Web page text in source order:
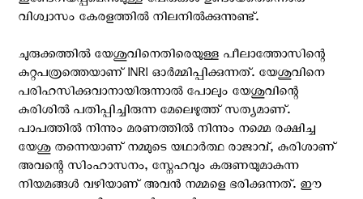
വിശ്വാസം കേരളത്തില്‍ നിലനില്‍ക്കുന്നുണ്ട്.
ചുരുക്കത്തില്‍ യേശുവിനെതിരെയുള്ള പീലാത്തോസിന്റെ
കുറ്റപത്രത്തെയാണ്‌ INRI ഓര്‍മ്മിപ്പിക്കുന്നത്. യേശുവിനെ
പരിഹസിക്കുവാനായിരുന്നാല്‍ പോലും യേശുവിന്റെ
കുരിശില്‍ പതിപ്പിച്ചിരുന്ന മേലെഴുത്ത് സത്യമാണ്.
പാപത്തില്‍ നിന്നും മരണത്തില്‍ നിന്നും നമ്മെ രക്ഷിച്ച
യേശു തന്നെയാണ് നമ്മുടെ യഥാര്‍ത്ഥ രാജാവ്, കുരിശാണ്
അവന്റെ സിംഹാസനം, സ്നേഹവും കരുണയുമാകുന്ന
നിയമങ്ങള്‍ വഴിയാണ് അവന്‍ നമ്മളെ ഭരിക്കുന്നത്. ഈ